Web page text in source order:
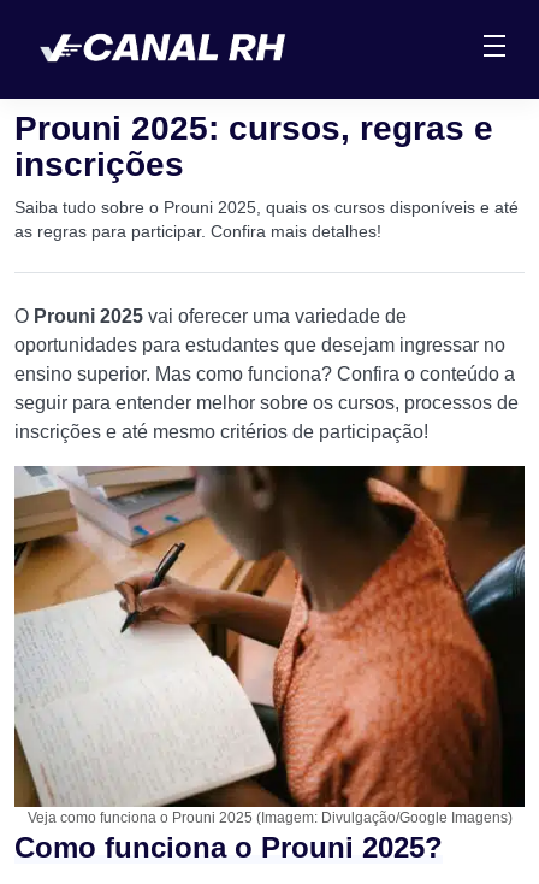
Prouni 2025: cursos, regras e
inscrições
Saiba tudo sobre o Prouni 2025, quais os cursos disponíveis e até
as regras para participar. Confira mais detalhes!
O Prouni 2025 vai oferecer uma variedade de
oportunidades para estudantes que desejam ingressar no
ensino superior. Mas como funciona? Confira o conteúdo a
seguir para entender melhor sobre os cursos, processos de
inscrições e até mesmo critérios de participação!
Veja como funciona o Prouni 2025 (Imagem: Divulgação/Google Imagens)
Como funciona o Prouni 2025?